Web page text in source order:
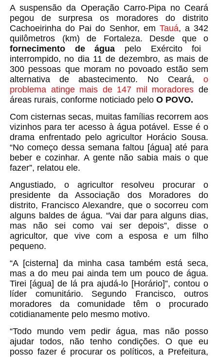
A suspensão da Operação Carro-Pipa no Ceará
pegou de surpresa os moradores do distrito
Cachoeirinha do Pai do Senhor, em Tauá, a 342
quilômetros (km) de Fortaleza. Desde que o
fornecimento de água pelo Exército foi
interrompido, no dia 11 de dezembro, as mais de
300 pessoas que moram no povoado estão sem
alternativa de abastecimento. No Ceará, o
problema atinge mais de 147 mil moradores de
áreas rurais, conforme noticiado pelo O POVO.
Com cisternas secas, muitas famílias recorrem aos
vizinhos para ter acesso à água potável. Esse é o
drama enfrentado pelo agricultor Horácio Sousa.
“No começo dessa semana faltou [água] até para
beber e cozinhar. A gente não sabia mais o que
fazer”, relatou ele.
Angustiado, o agricultor resolveu procurar o
presidente da Associação dos Moradores do
distrito, Francisco Alexandre, que o socorreu com
alguns baldes de água. “Vai dar para alguns dias,
mas não sei como vai ser depois”, disse o
agricultor, que vive com a esposa e um filho
pequeno.
“A [cisterna] da minha casa também está seca,
mas a do meu pai ainda tem um pouco de água.
Tirei [água] de lá pra ajudá-lo [Horário]”, contou o
líder comunitário. Segundo Francisco, outros
moradores da comunidade têm o procurado
cotidianamente pelo mesmo motivo.
“Todo mundo vem pedir água, mas não posso
ajudar todos, não tenho condições. O que eu
posso fazer é procurar os políticos, a Prefeitura,